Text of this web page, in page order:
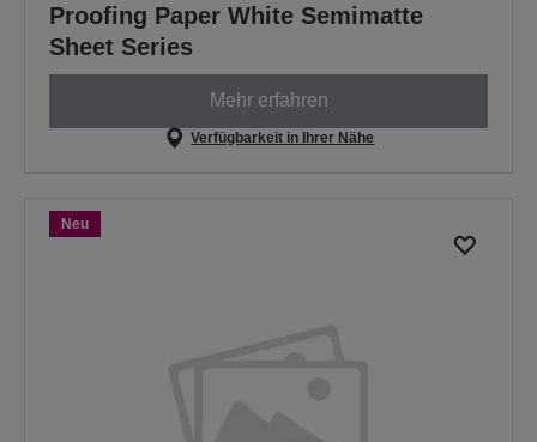
Proofing Paper White Semimatte
Sheet Series
Mehr erfahren
Verfügbarkeit in Ihrer Nähe
Neu